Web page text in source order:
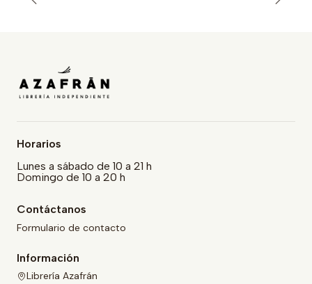
Horarios
Lunes a sábado de 10 a 21 h
Domingo de 10 a 20 h
Contáctanos
Formulario de contacto
Información
Librería Azafrán